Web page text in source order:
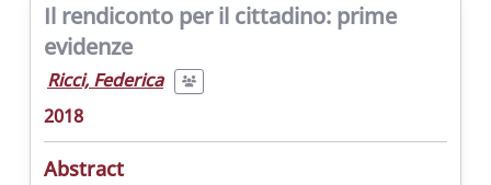
Il rendiconto per il cittadino: prime
evidenze
Ricci, Federica
2018
Abstract